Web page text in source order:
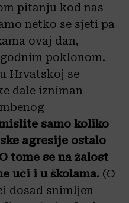
pitanju kod nas
netko se sjeti pa
ovaj dan,
poklonom.
Hrvatskoj se
dale izniman
samo koliko
agresije ostalo
tome se na žalost
uči i u školama. (O
dosad snimljen